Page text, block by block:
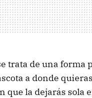
trata de una forma
a donde
que la dejarás sola